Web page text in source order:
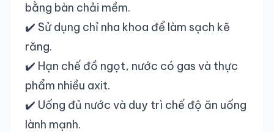
bằng bàn chải mềm.
✔️ Sử dụng chỉ nha khoa để làm sạch kẽ
răng.
✔️ Hạn chế đồ ngọt, nước có gas và thực
phẩm nhiều axit.
✔️ Uống đủ nước và duy trì chế độ ăn uống
lành mạnh.